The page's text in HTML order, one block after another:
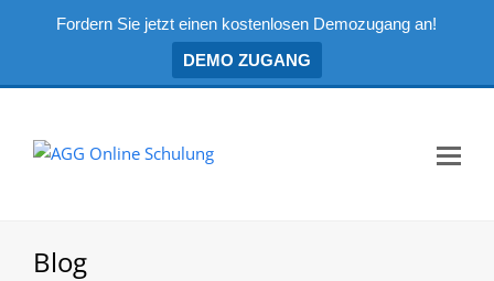
Fordern Sie jetzt einen kostenlosen Demozugang an!
DEMO ZUGANG
Blog